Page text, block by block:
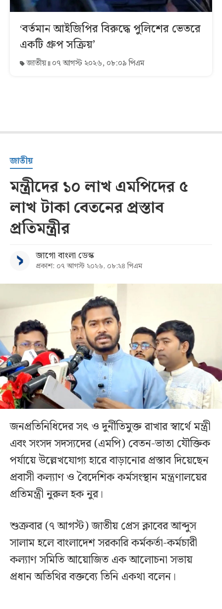
‘বর্তমান আইজিপির বিরুদ্ধে পুলিশের ভেতরে
একটি গ্রুপ সক্রিয়’
জাতীয় ০৭ আগস্ট ২০২৬, ০৮:০৯ পিএম
জাতীয়
মন্ত্রীদের ১০ লাখ এমপিদের ৫
লাখ টাকা বেতনের প্রস্তাব
প্রতিমন্ত্রীর
জাগো বাংলা ডেস্ক
প্রকাশ: ০৭ আগস্ট ২০২৬, ০৮:২৪ পিএম
জনপ্রতিনিধিদের সৎ ও দুর্নীতিমুক্ত রাখার স্বার্থে মন্ত্রী
এবং সংসদ সদস্যদের (এমপি) বেতন-ভাতা যৌক্তিক
পর্যায়ে উল্লেখযোগ্য হারে বাড়ানোর প্রস্তাব দিয়েছেন
প্রবাসী কল্যাণ ও বৈদেশিক কর্মসংস্থান মন্ত্রণালয়ের
প্রতিমন্ত্রী নুরুল হক নুর।
শুক্রবার (৭ আগস্ট) জাতীয় প্রেস ক্লাবের আব্দুস
সালাম হলে বাংলাদেশ সরকারি কর্মকর্তা-কর্মচারী
কল্যাণ সমিতি আয়োজিত এক আলোচনা সভায়
প্রধান অতিথির বক্তব্যে তিনি একথা বলেন।